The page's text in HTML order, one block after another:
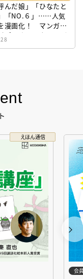
えほん通信
会
んだ娘」「ひなたと
「NO.６」……人気
漫画化！ マンガサ
ブリオシリウス』誕